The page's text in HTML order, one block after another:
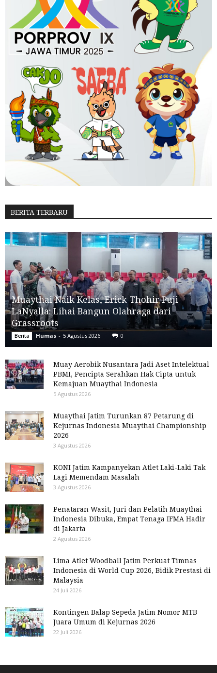
BERITA TERBARU
Muaythai Naik Kelas, Erick Thohir Puji
LaNyalla: Lihai Bangun Olahraga dari
Grassroots
Berita Humas - 5 Agustus 2026 0
Muay Aerobik Nusantara Jadi Aset Intelektual
PBMI, Pencipta Serahkan Hak Cipta untuk
Kemajuan Muaythai Indonesia
5 Agustus 2026
Muaythai Jatim Turunkan 87 Petarung di
Kejurnas Indonesia Muaythai Championship
2026
3 Agustus 2026
KONI Jatim Kampanyekan Atlet Laki-Laki Tak
Lagi Memendam Masalah
3 Agustus 2026
Penataran Wasit, Juri dan Pelatih Muaythai
Indonesia Dibuka, Empat Tenaga IFMA Hadir
di Jakarta
2 Agustus 2026
Lima Atlet Woodball Jatim Perkuat Timnas
Indonesia di World Cup 2026, Bidik Prestasi di
Malaysia
24 Juli 2026
Kontingen Balap Sepeda Jatim Nomor MTB
Juara Umum di Kejurnas 2026
22 Juli 2026